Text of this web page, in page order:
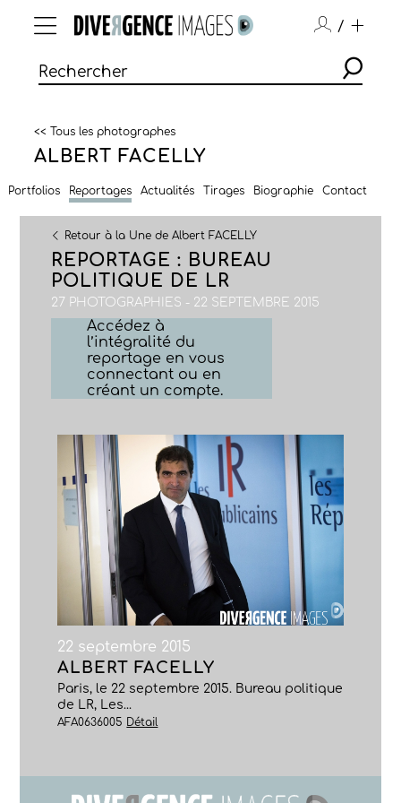
/
<< Tous les photographes
ALBERT FACELLY
Portfolios Reportages Actualités Tirages Biographie Contact
Retour à la Une de Albert FACELLY
REPORTAGE : BUREAU
POLITIQUE DE LR
27 PHOTOGRAPHIES - 22 SEPTEMBRE 2015
Accédez à
l’intégralité du
reportage en vous
connectant ou en
créant un compte.
22 septembre 2015
ALBERT FACELLY
Paris, le 22 septembre 2015. Bureau politique
de LR, Les...
AFA0636005 Détail